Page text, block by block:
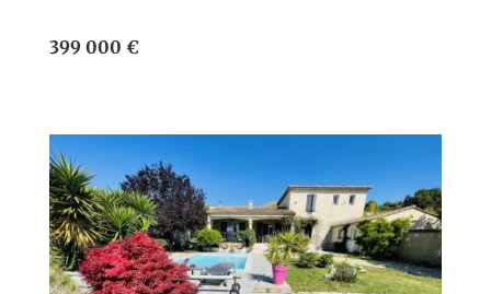
399 000 €